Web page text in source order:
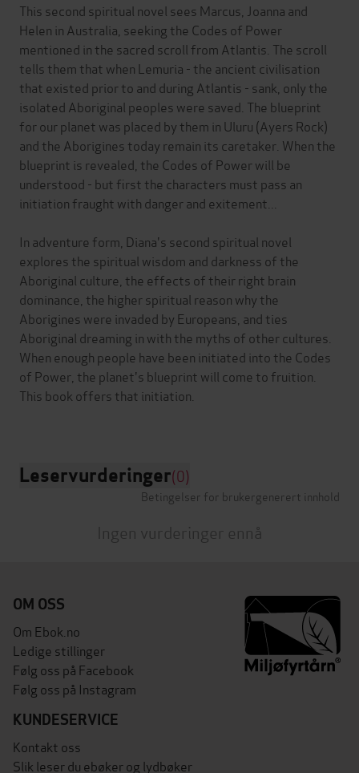
This second spiritual novel sees Marcus, Joanna and
Helen in Australia, seeking the Codes of Power
mentioned in the sacred scroll from Atlantis. The scroll
tells them that when Lemuria - the ancient civilisation
that existed prior to and during Atlantis - sank, only the
isolated Aboriginal peoples were saved. The blueprint
for our planet was placed by them in Uluru (Ayers Rock)
and the Aborigines today remain its caretaker. When the
blueprint is revealed, the Codes of Power will be
understood - but first the characters must pass an
initiation fraught with danger and exitement...
In adventure form, Diana's second spiritual novel
explores the spiritual wisdom and darkness of the
Aboriginal culture, the effects of their right brain
dominance, the higher spiritual reason why the
Aborigines were invaded by Europeans, and ties
Aboriginal dreaming in with the myths of other cultures.
When enough people have been initiated into the Codes
of Power, the planet's blueprint will come to fruition.
This book offers that initiation.
Leservurderinger(0)
Betingelser for brukergenerert innhold
Ingen vurderinger ennå
OM OSS
Om Ebok.no
Ledige stillinger
Følg oss på Facebook
Følg oss på Instagram
KUNDESERVICE
Kontakt oss
Slik leser du ebøker og lydbøker